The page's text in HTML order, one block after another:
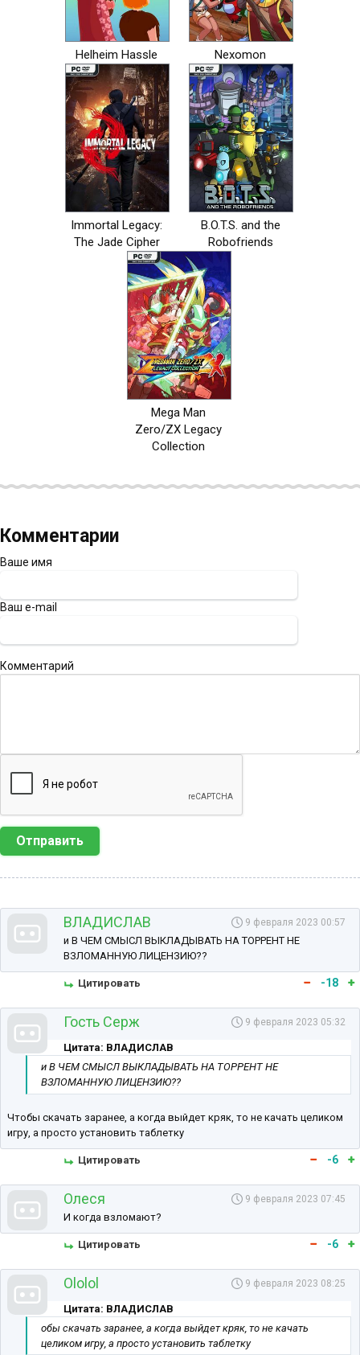
Helheim Hassle Nexomon
Immortal Legacy:
The Jade Cipher
B.O.T.S. and the
Robofriends
Mega Man
Zero/ZX Legacy
Collection
Комментарии
Ваше имя
Ваш e-mail
Комментарий
Отправить
ВЛАДИСЛАВ 9 февраля 2023 00:57
и В ЧЕМ СМЫСЛ ВЫКЛАДЫВАТЬ НА ТОРРЕНТ НЕ
ВЗЛОМАННУЮ ЛИЦЕНЗИЮ??
Цитировать -18
Гость Серж 9 февраля 2023 05:32
Цитата: ВЛАДИСЛАВ
и В ЧЕМ СМЫСЛ ВЫКЛАДЫВАТЬ НА ТОРРЕНТ НЕ
ВЗЛОМАННУЮ ЛИЦЕНЗИЮ??
Чтобы скачать заранее, а когда выйдет кряк, то не качать целиком
игру, а просто установить таблетку
Цитировать -6
Олеся 9 февраля 2023 07:45
И когда взломают?
Цитировать -6
Ololol 9 февраля 2023 08:25
Цитата: ВЛАДИСЛАВ
обы скачать заранее, а когда выйдет кряк, то не качать
целиком игру, а просто установить таблетку